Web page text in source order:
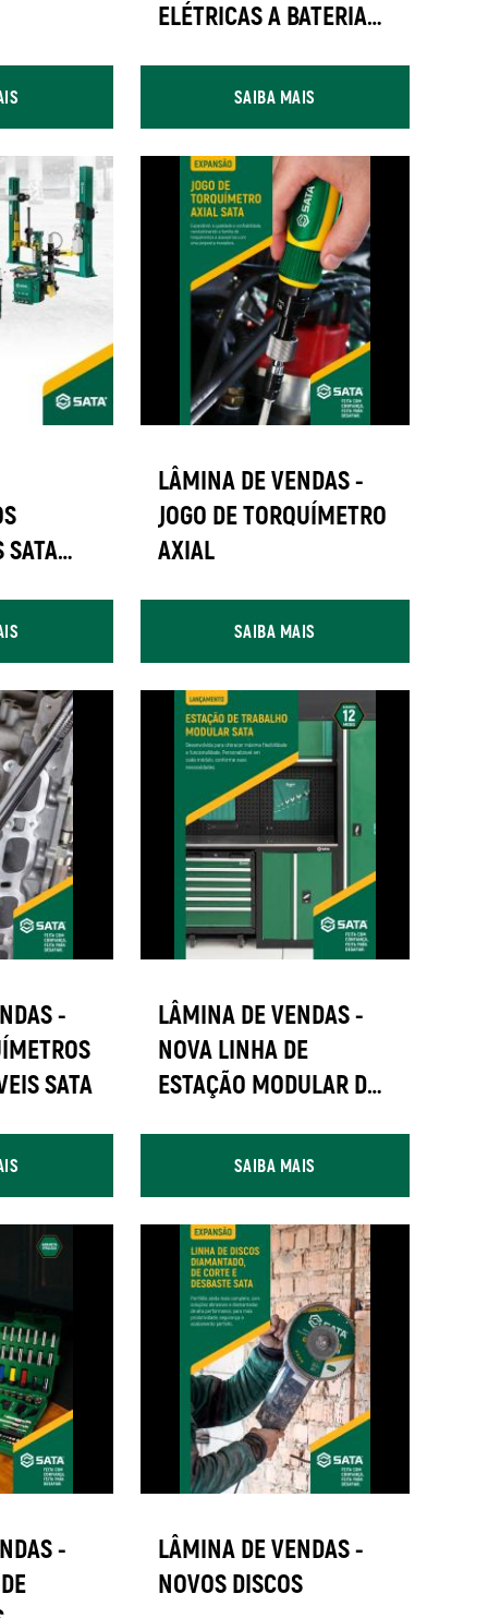
ELÉTRICAS A BATERIA
SAIBA MAIS
SATA
LÂMINA DE VENDAS -
JOGO DE TORQUÍMETRO
AXIAL
SAIBA MAIS
-
SATA
LÂMINA DE VENDAS -
NOVA LINHA DE
ESTAÇÃO MODULAR DE
SAIBA MAIS
-
LÂMINA DE VENDAS -
NOVOS DISCOS